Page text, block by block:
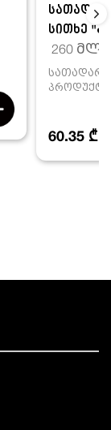
სითხე
260 მლ
60.35 ₾